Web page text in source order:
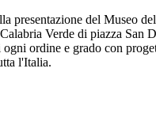
presentazione del Museo
Verde di piazza
ordine e grado con
l'Italia.